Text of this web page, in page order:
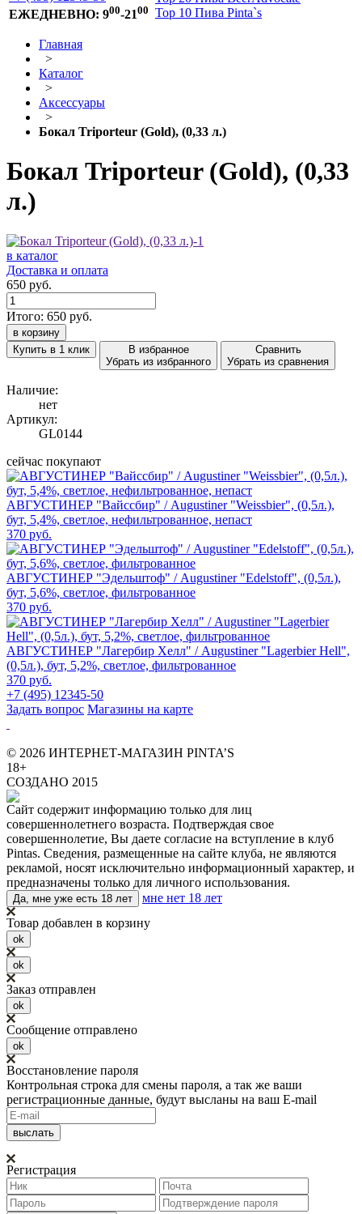
ЕЖЕДНЕВНО: 900-2100 Top 10 Пива Pinta`s
Главная
>
Каталог
>
Аксессуары
>
Бокал Triporteur (Gold), (0,33 л.)
Бокал Triporteur (Gold), (0,33
л.)
в каталог
Доставка и оплата
650 руб.
Итого: 650 руб.
в корзину
Купить в 1 клик
В избранное
Убрать из избранного
Сравнить
Убрать из сравнения
Наличие:
нет
Артикул:
GL0144
сейчас покупают
АВГУСТИНЕР "Вайссбир" / Augustiner "Weissbier", (0,5л.),
бут, 5,4%, светлое, нефильтрованное, непаст
370 руб.
АВГУСТИНЕР "Эдельштоф" / Augustiner "Edelstoff", (0,5л.),
бут, 5,6%, светлое, фильтрованное
370 руб.
АВГУСТИНЕР "Лагербир Хелл" / Augustiner "Lagerbier Hell",
(0,5л.), бут, 5,2%, светлое, фильтрованное
370 руб.
+7 (495) 12345-50
Задать вопрос Магазины на карте
© 2026 ИНТЕРНЕТ-МАГАЗИН PINTA’S
18+
СОЗДАНО 2015
Сайт содержит информацию только для лиц
совершеннолетнего возраста. Подтверждая свое
совершеннолетие, Вы даете согласие на вступление в клуб
Pintas. Сведения, размещенные на сайте клуба, не являются
рекламой, носят исключительно информационный характер, и
предназначены только для личного использования.
Да, мне уже есть 18 лет
мне нет 18 лет
Товар добавлен в корзину
ok
ok
Заказ отправлен
ok
Сообщение отправлено
ok
Восстановление пароля
Контрольная строка для смены пароля, а так же ваши
регистрационные данные, будут высланы на ваш E-mail
Регистрация